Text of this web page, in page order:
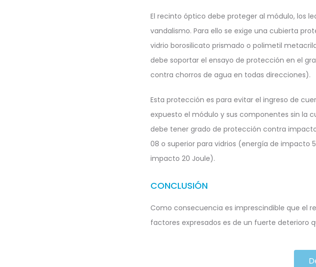
El recinto óptico debe proteger al módulo, los
vandalismo. Para ello se exige una cubierta
vidrio borosilicato prismado o polimetil
debe soportar el ensayo de protección en el
contra chorros de agua en todas direcciones).
Esta protección es para evitar el ingreso de
expuesto el módulo y sus componentes sin la
debe tener grado de protección contra
08 o superior para vidrios (energía de impacto
impacto 20 Joule).
CONCLUSIÓN
Como consecuencia es imprescindible que el
factores expresados es de un fuerte deterioro